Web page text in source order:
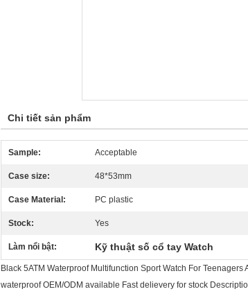
Chi tiết sản phẩm
Sample: Acceptable
Case size: 48*53mm
Case Material: PC plastic
Stock: Yes
Làm nổi bật: Kỹ thuật số cổ tay Watch
Black 5ATM Waterproof Multifunction Sport Watch For
waterproof OEM/ODM available Fast delievery for stock